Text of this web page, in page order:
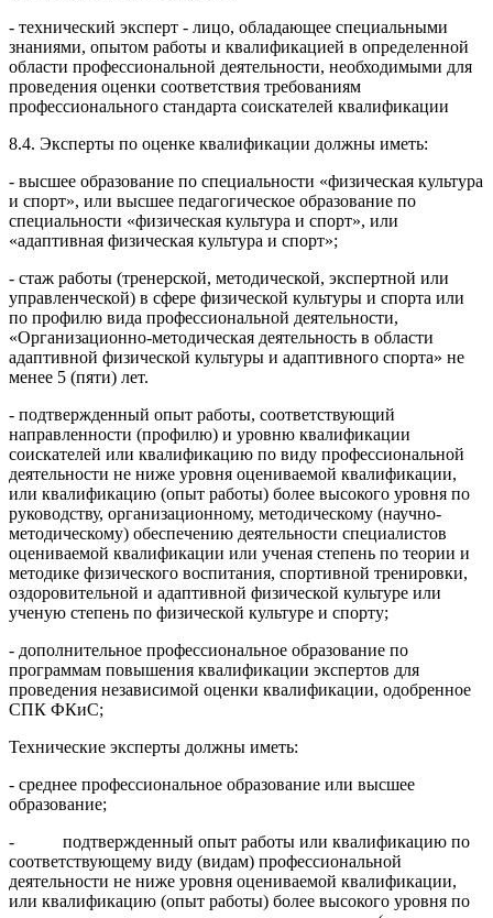
- технический эксперт - лицо, обладающее специальными
знаниями, опытом работы и квалификацией в определенной
области профессиональной деятельности, необходимыми для
проведения оценки соответствия требованиям
профессионального стандарта соискателей квалификации
8.4. Эксперты по оценке квалификации должны иметь:
- высшее образование по специальности «физическая культура
и спорт», или высшее педагогическое образование по
специальности «физическая культура и спорт», или
«адаптивная физическая культура и спорт»;
- стаж работы (тренерской, методической, экспертной или
управленческой) в сфере физической культуры и спорта или
по профилю вида профессиональной деятельности,
«Организационно-методическая деятельность в области
адаптивной физической культуры и адаптивного спорта» не
менее 5 (пяти) лет.
- подтвержденный опыт работы, соответствующий
направленности (профилю) и уровню квалификации
соискателей или квалификацию по виду профессиональной
деятельности не ниже уровня оцениваемой квалификации,
или квалификацию (опыт работы) более высокого уровня по
руководству, организационному, методическому (научно-
методическому) обеспечению деятельности специалистов
оцениваемой квалификации или ученая степень по теории и
методике физического воспитания, спортивной тренировки,
оздоровительной и адаптивной физической культуре или
ученую степень по физической культуре и спорту;
- дополнительное профессиональное образование по
программам повышения квалификации экспертов для
проведения независимой оценки квалификации, одобренное
СПК ФКиС;
Технические эксперты должны иметь:
- среднее профессиональное образование или высшее
образование;
- подтвержденный опыт работы или квалификацию по
соответствующему виду (видам) профессиональной
деятельности не ниже уровня оцениваемой квалификации,
или квалификацию (опыт работы) более высокого уровня по